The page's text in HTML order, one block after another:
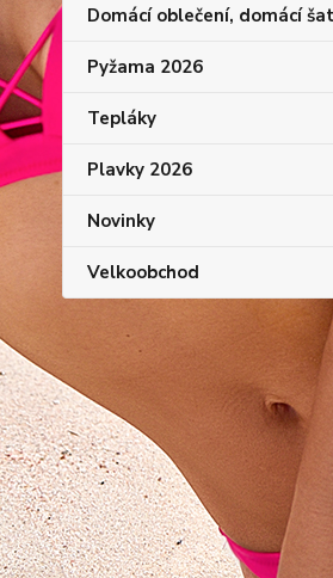
Domácí oblečení, domácí
Pyžama 2026
Tepláky
Plavky 2026
Novinky
Velkoobchod